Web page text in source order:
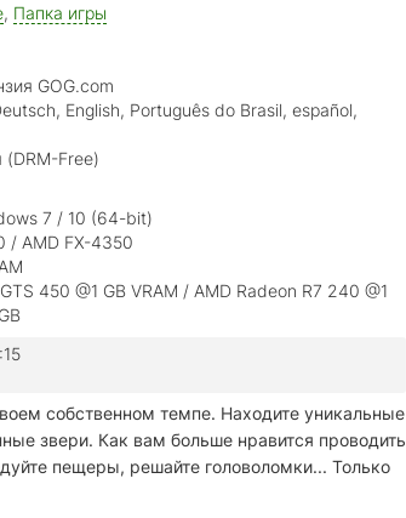
, Папка игры
GOG.com
English, Português do Brasil, español,
(繁體), 日本語, 한국어
(DRM-Free)
7 / 10 (64-bit)
/ AMD FX-4350
450 @1 GB VRAM / AMD Radeon R7 240 @1
собственном темпе. Находите уникальные
звери. Как вам больше нравится проводить
пещеры, решайте головоломки... Только